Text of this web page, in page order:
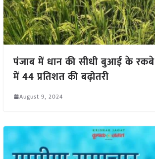
पंजाब में धान की सीधी बुआई के रकबे
में 44 प्रतिशत की बढ़ोतरी
August 9, 2024